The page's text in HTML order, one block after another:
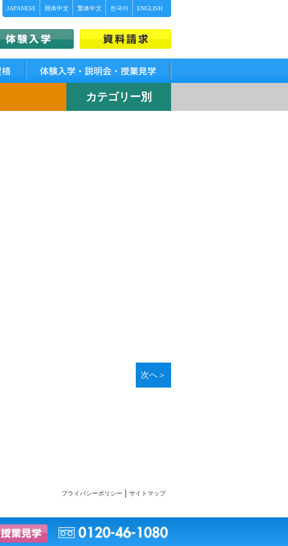
JAPANESE 簡体中文 繁体中文 한국어 ENGLISH
体験入学・説明会・授業見学
カテゴリー別
次へ＞
プライバシーポリシー サイトマップ